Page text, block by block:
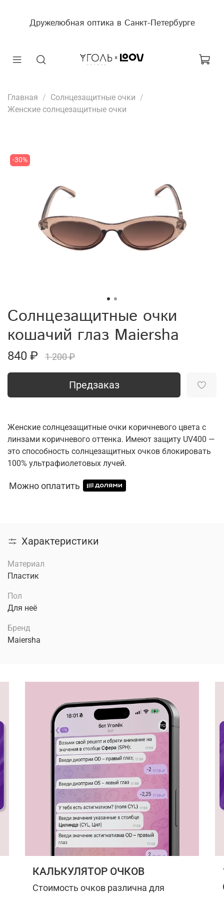
Дружелюбная оптика в Санкт-Петербурге
Главная
Солнцезащитные очки
Женские солнцезащитные очки
-30%
Солнцезащитные очки
кошачий глаз Maiersha
840 ₽ 1 200 ₽
Предзаказ
Женские солнцезащитные очки коричневого цвета с
линзами коричневого оттенка. Имеют защиту UV400 —
это способность солнцезащитных очков блокировать
100% ультрафиолетовых лучей.
Можно оплатить
Характеристики
Материал
Пластик
Пол
Для неё
Бренд
Maiersha
КАЛЬКУЛЯТОР ОЧКОВ
Стоимость очков различна для